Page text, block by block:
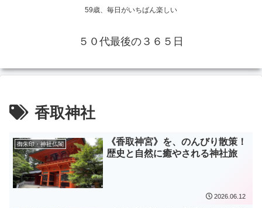
59歳、毎日がいちばん楽しい
５０代最後の３６５日
香取神社
御朱印・神社仏閣
《香取神宮》を、のんびり散策！
歴史と自然に癒やされる神社旅
2026.06.12